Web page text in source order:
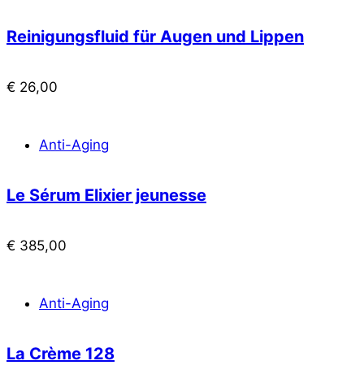
Reinigungsfluid für Augen und Lippen
€ 26,00
Anti-Aging
Le Sérum Elixier jeunesse
€ 385,00
Anti-Aging
La Crème 128